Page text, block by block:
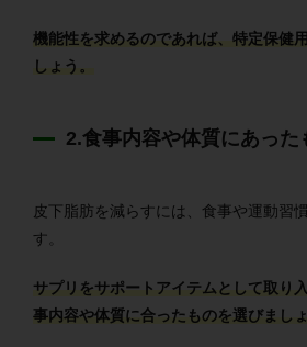
機能性を求めるのであれば、特定保健
しょう。
2.食事内容や体質にあった
皮下脂肪を減らすには、食事や運動習
す。
サプリをサポートアイテムとして取り
事内容や体質に合ったものを選びましょ